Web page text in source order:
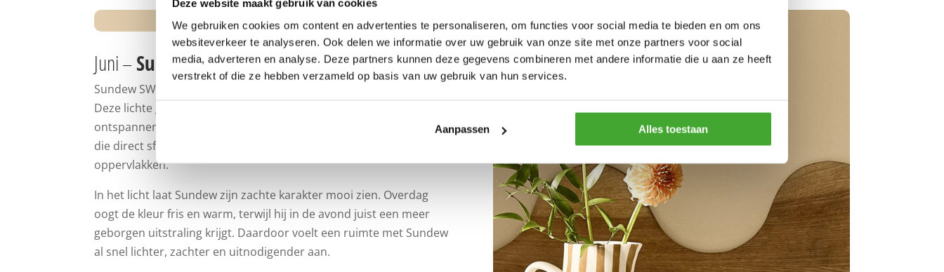
Deze website maakt gebruik van cookies
We gebruiken cookies om content en advertenties te personaliseren, om functies voor social media te bieden en om ons
websiteverkeer te analyseren. Ook delen we informatie over uw gebruik van onze site met onze partners voor social
media, adverteren en analyse. Deze partners kunnen deze gegevens combineren met andere informatie die u aan ze heeft
verstrekt of die ze hebben verzameld op basis van uw gebruik van hun services.
Aanpassen Alles toestaan
Juni –Sundew | SW 7688
Sundew SW 7688 brengt een zachte, zonnige warmte in je interieur.
Deze lichte geel-beige tint voelt vriendelijk, natuurlijk en
ontspannen aan, zonder te nadrukkelijk aanwezig te zijn. Een kleur
die direct sfeer toevoegt, maar toch rustig genoeg blijft voor grote
oppervlakken.
In het licht laat Sundew zijn zachte karakter mooi zien. Overdag
oogt de kleur fris en warm, terwijl hij in de avond juist een meer
geborgen uitstraling krijgt. Daardoor voelt een ruimte met Sundew
al snel lichter, zachter en uitnodigender aan.